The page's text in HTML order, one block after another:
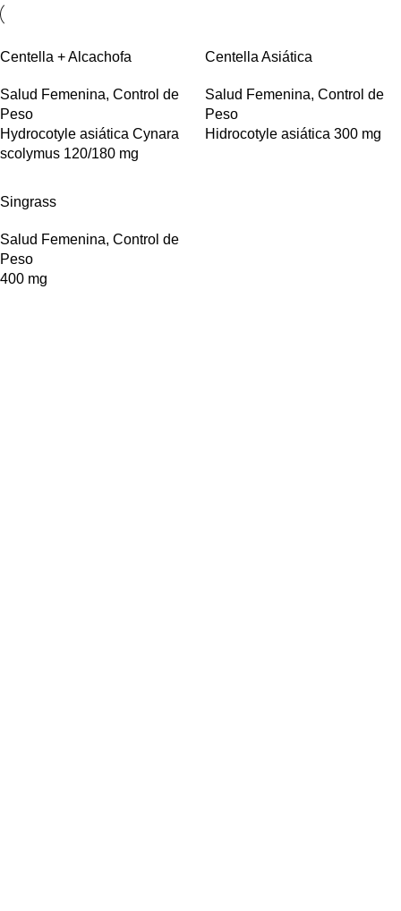
Centella + Alcachofa
Salud Femenina, Control de
Peso
Hydrocotyle asiática Cynara
scolymus 120/180 mg
Centella Asiática
Salud Femenina, Control de
Peso
Hidrocotyle asiática 300 mg
Singrass
Salud Femenina, Control de
Peso
400 mg